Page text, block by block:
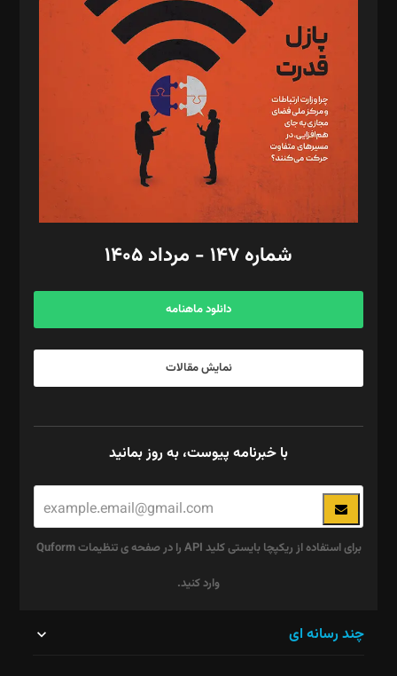
تحریریه‌: مجتبی محمود‌ی، آرش برهمند، یسنا امان‌پور، سروش کرمیان،
مصطفی مسجدی آرانی، ابوالفضل رجبی، زهرا فکرانه، فائزه فتحی
رستمی،مصطفی باستان
ویرایش: نگار استاد‌‌آقا
طراح یونیفرم: مجید توکلی
فیلمبرداری و عکاسی: امیر شفیعی، مانی لطفی زاده
گرافیک و صفحه‌آرایی: سید‌سبحان‌علی ثابت
مد‌یر توسعه تجاری: کامبیز برید‌
امور مالی: شاپور رهبری، محمد‌ کاظمی‌نیا
آگهی و مشترکین: ۰۹۱۹۹۹۹۰۴۵۴
شماره ۱۴۷ - مرداد ۱۴۰۵
دانلود ماهنامه
نمایش مقالات
با خبرنامه پیوست، به روز بمانید
برای استفاده از ریکپچا بایستی کلید API را در صفحه ی تنظیمات Quform
وارد کنید.
چند رسانه ای